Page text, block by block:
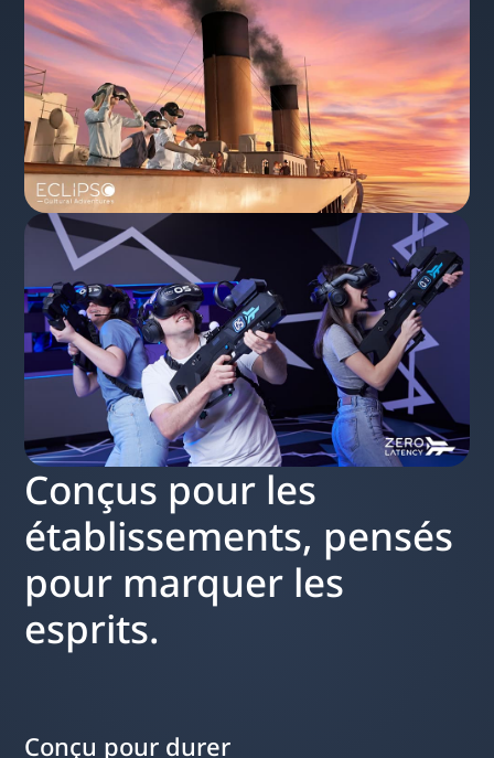
Conçus pour les
établissements, pensés
pour marquer les
esprits.
Conçu pour durer